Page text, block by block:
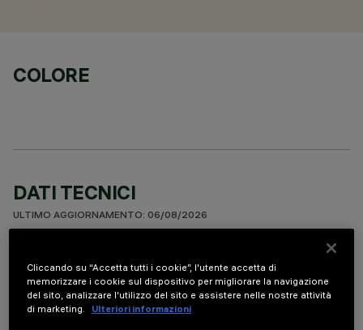
COLORE
DATI TECNICI
ULTIMO AGGIORNAMENTO: 06/08/2026
Apparecchio per installazione a soffitto a 10 elementi ottici
per sorgenti LED - ottiche fisse con riflettori Opti-Beam ad
Cliccando su “Accetta tutti i cookie”, l'utente accetta di
memorizzare i cookie sul dispositivo per migliorare la navigazione
del sito, analizzare l'utilizzo del sito e assistere nelle nostre attività
di marketing.
Ulteriori informazioni